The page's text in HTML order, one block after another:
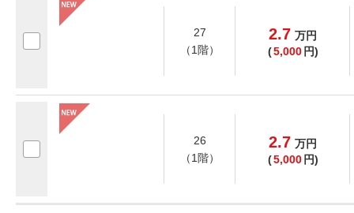
27
（1階）
2.7 万円
(5,000 円)
26
（1階）
2.7 万円
(5,000 円)